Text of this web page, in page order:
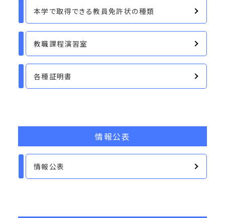
本学で取得できる教員免許状の種類
教職課程演習室
各種証明書
情報公表
情報公表